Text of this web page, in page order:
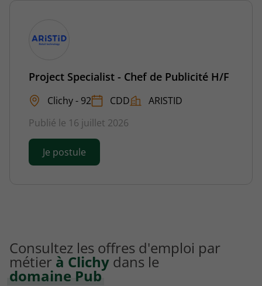
Project Specialist - Chef de Publicité H/F
Clichy - 92 CDD
ARISTID
Publié le 16 juillet 2026
Je postule
Consultez les offres d'emploi par
métier à Clichy dans le
domaine Pub